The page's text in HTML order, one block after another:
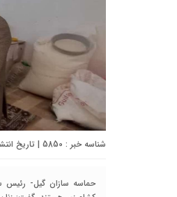
شناسه خبر : 5850 | تاریخ انتشار : ۲۷ بهمن ۱۴۰۴ - ۱۲:۳۵ | 72 بازدید | تعداد دیدگاه :
حماسه سازان گیل- رئیس